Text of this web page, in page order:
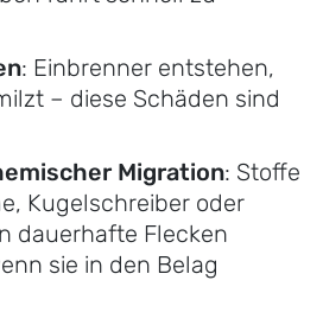
: Einbrenner entstehen,
– diese Schäden sind
Migration: Stoffe
Kugelschreiber oder
dauerhafte Flecken
sie in den Belag